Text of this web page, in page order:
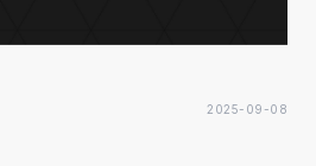
2025-09-08